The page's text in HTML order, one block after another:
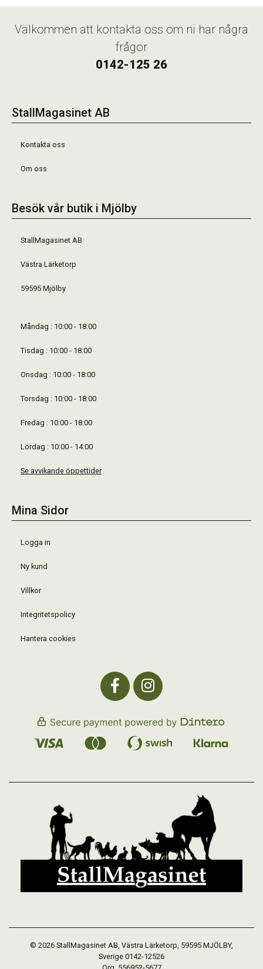
Välkommen att kontakta oss om ni har några
frågor
0142-125 26
StallMagasinet AB
Kontakta oss
Om oss
Besök vår butik i Mjölby
StallMagasinet AB
Västra Lärketorp
59595 Mjölby
Måndag : 10:00 - 18:00
Tisdag : 10:00 - 18:00
Onsdag : 10:00 - 18:00
Torsdag : 10:00 - 18:00
Fredag : 10:00 - 18:00
Lördag : 10:00 - 14:00
Se avvikande öppettider
Mina Sidor
Logga in
Ny kund
Villkor
Integritetspolicy
Hantera cookies
© 2026 StallMagasinet AB, Västra Lärketorp, 59595 MJÖLBY,
Sverige 0142-12526